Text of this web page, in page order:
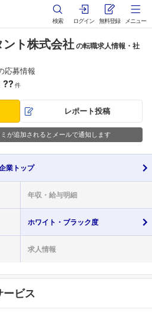
検索 ログイン 無料登録 メニュー
ト株式会社 の転職求人情報・社
応募情報
??件
レポート投稿
が追加されるとメールで通知します
業 トップ
年収・ 給与明細
ホワイト・ ブラック度
求人情報
ービス